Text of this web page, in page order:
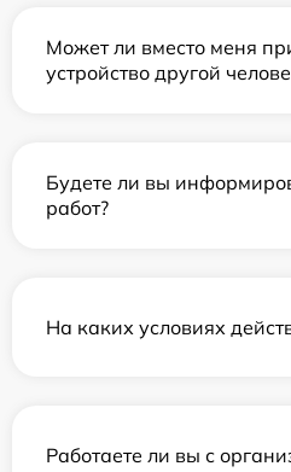
Может ли вместо меня
устройство другой
Будете ли вы
работ?
На каких условиях
Работаете ли вы с